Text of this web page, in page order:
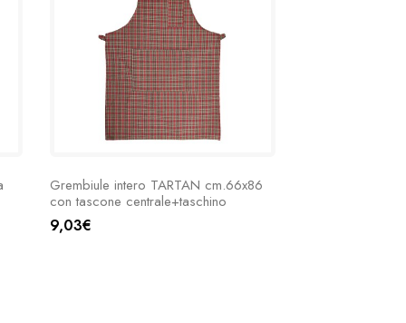
Grembiule intero TARTAN cm.66x86
con tascone centrale+taschino
9,03€